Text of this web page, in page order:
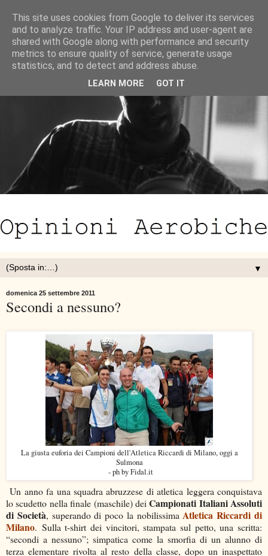
▼
domenica 25 settembre 2011
Secondi a nessuno?
La giusta euforia dei Campioni dell'Atletica Riccardi di Milano, oggi a
Sulmona
- ph by Fidal.it
Un anno fa una squadra abruzzese di atletica leggera conquistava
lo scudetto nella finale (maschile) deiCampionati Italiani Assoluti
di Società, superando di poco la nobilissima Atletica Riccardi di
Milano. Sulla t-shirt dei vincitori, stampata sul petto, una scritta:
“secondi a nessuno”; simpatica come la smorfia di un alunno di
terza elementare rivolta al resto della classe, dopo un inaspettato
This site uses cookies from Google to deliver its services
and to analyze traffic. Your IP address and user-agent are
shared with Google along with performance and security
metrics to ensure quality of service, generate usage
statistics, and to detect and address abuse.
LEARN MORE GOT IT